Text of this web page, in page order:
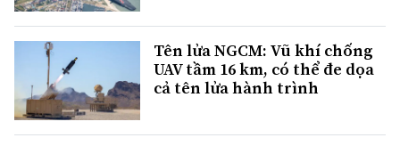
Tên lửa NGCM: Vũ khí chống
UAV tầm 16 km, có thể đe dọa
cả tên lửa hành trình